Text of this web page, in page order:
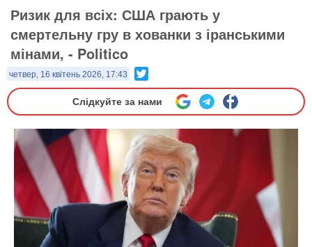
Ризик для всіх: США грають у
смертельну гру в хованки з іранськими
мінами, - Politico
четвер, 16 квітень 2026, 17:43
Слідкуйте за нами